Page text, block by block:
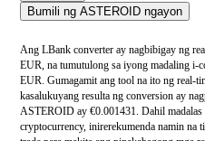
Bumili ng ASTEROID ngayon
Ang LBank converter ay nagbibigay ng
EUR, na tumutulong sa iyong madaling
EUR. Gumagamit ang tool na ito ng real-
kasalukuyang resulta ng conversion ay
ASTEROID ay €0.001431. Dahil madalas
cryptocurrency, inirerekumenda namin na